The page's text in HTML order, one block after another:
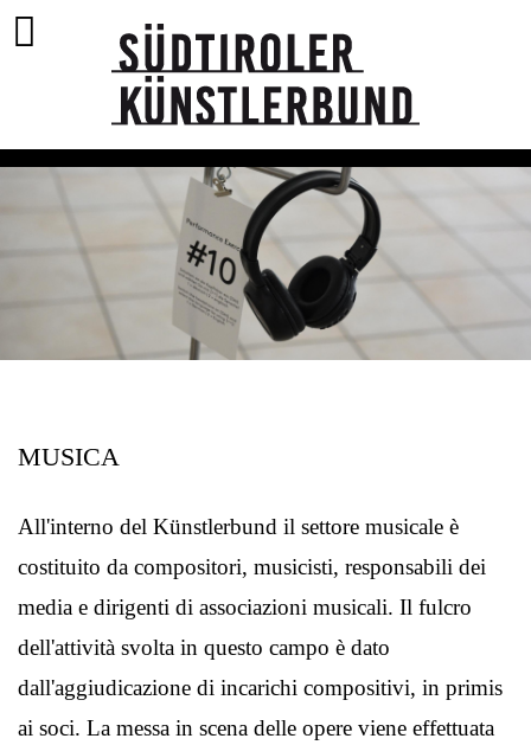
MUSICA
All'interno del Künstlerbund il settore musicale è
costituito da compositori, musicisti, responsabili dei
media e dirigenti di associazioni musicali. Il fulcro
dell'attività svolta in questo campo è dato
dall'aggiudicazione di incarichi compositivi, in primis
ai soci. La messa in scena delle opere viene effettuata